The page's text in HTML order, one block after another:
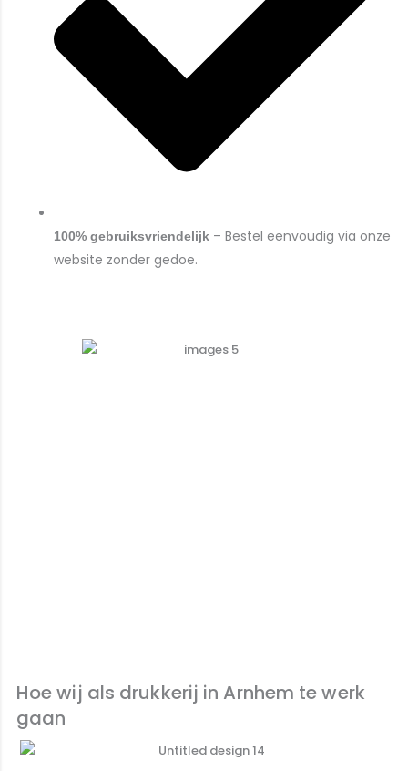
100% gebruiksvriendelijk – Bestel eenvoudig via onze
website zonder gedoe.
Hoe wij als drukkerij in Arnhem te werk
gaan